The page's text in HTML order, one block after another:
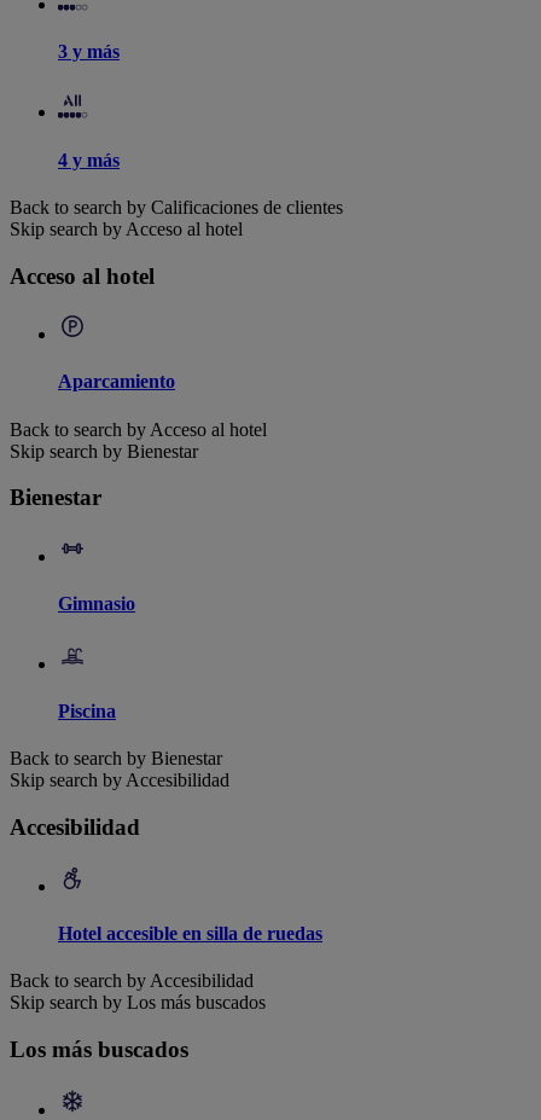
3 y más
4 y más
Back to search by Calificaciones de clientes
Skip search by Acceso al hotel
Acceso al hotel
Aparcamiento
Back to search by Acceso al hotel
Skip search by Bienestar
Bienestar
Gimnasio
Piscina
Back to search by Bienestar
Skip search by Accesibilidad
Accesibilidad
Hotel accesible en silla de ruedas
Back to search by Accesibilidad
Skip search by Los más buscados
Los más buscados